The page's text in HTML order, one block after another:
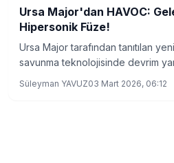
Ursa Major'dan HAVOC:
Hipersonik Füze!
Ursa Major tarafından tanıtılan
savunma teknolojisinde devrim
öne çıkan HAVOC, askeri
Süleyman YAVUZ03 Mart 2026, 06:12